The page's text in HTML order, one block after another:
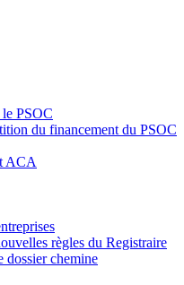
PSOC
du financement du PSOC
ACA
règles du Registraire
dossier chemine